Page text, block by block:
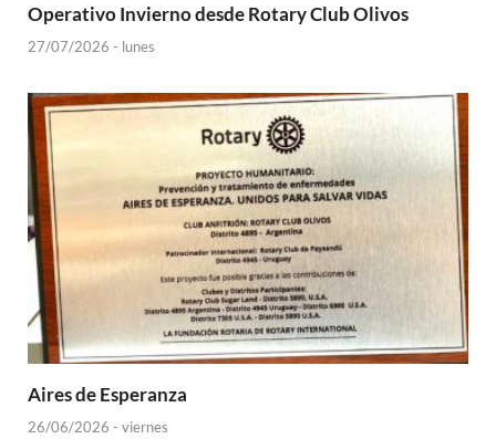
Operativo Invierno desde Rotary Club Olivos
27/07/2026 - lunes
Aires de Esperanza
26/06/2026 - viernes